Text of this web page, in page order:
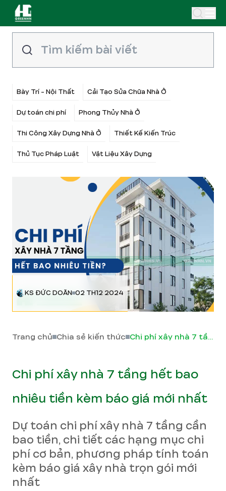
Bày Trí - Nội Thất Cải Tạo Sửa Chữa Nhà Ở
Dự toán chi phí Phong Thủy Nhà Ở
Thi Công Xây Dựng Nhà Ở Thiết Kế Kiến Trúc
Thủ Tục Pháp Luật Vật Liệu Xây Dựng
KS ĐỨC DOÃN 02 TH12 2024
Trang chủ Chia sẻ kiến thức Chi phí xây nhà 7 tầng hết bao nhiêu tiền kèm báo giá mới nhất
Chi phí xây nhà 7 tầng hết bao
nhiêu tiền kèm báo giá mới nhất
Dự toán chi phí xây nhà 7 tầng cần
bao tiền, chi tiết các hạng mục chi
phí cơ bản, phương pháp tính toán
kèm báo giá xây nhà trọn gói mới
nhất